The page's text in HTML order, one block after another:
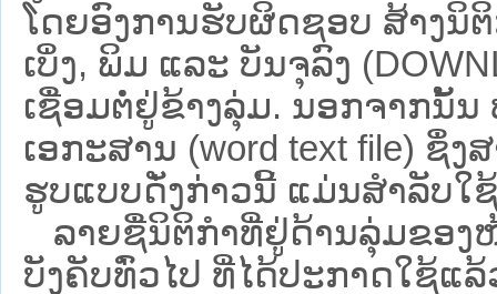
ໂດຍອົງການຮັບຜິດຊອບ ສ້າງນິ
ເບິ່ງ, ພິມ ແລະ ບັນຈຸລົງ
ເຊື່ອມຕໍ່ຢູ່ຂ້າງລຸ່ມ. ນອກຈາກນັ້ນ
ເອກະສານ (word text file) ຊຶ່
ຮູບແບບດັ່ງກ່າວນີ້ ແມ່ນສຳລັບໃ
ລາຍຊື່ນິຕິກຳທີ່ຢູ່ດ້ານລຸ່ມຂອງ
ບັງຄັບທົ່ວໄປ ທີ່ໄດ້ປະກາດໃຊ້ແ